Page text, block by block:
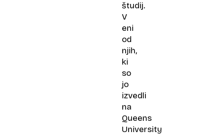
študij.
V
eni
od
njih,
ki
so
jo
izvedli
na
Queens
University